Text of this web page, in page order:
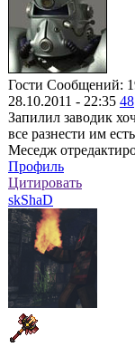
Гости Сообщений:
28.10.2011 - 22:35 48
Запилил заводик
все разнести им
Меседж
Профиль
Цитировать
skShaD